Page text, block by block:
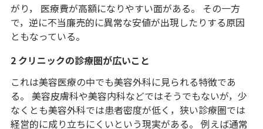
がり， 医療費が高額になりやすい面がある。 その一方
で，逆に不当廉売的に異常な安値が出現したりする原因
ともなっている。
2 クリニックの診療圏が広いこと
これは美容医療の中でも美容外科に見られる特徴であ
る。 美容皮膚科や美容内科などではそうでもないが，少
なくとも美容外科では患者密度が低く，狭い診療圏では
経営的に成り立ちにくいという現実がある。 例えば通常